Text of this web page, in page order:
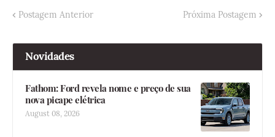
Postagem Anterior Próxima Postagem
Novidades
Fathom: Ford revela nome e preço de sua
nova picape elétrica
August 08, 2026